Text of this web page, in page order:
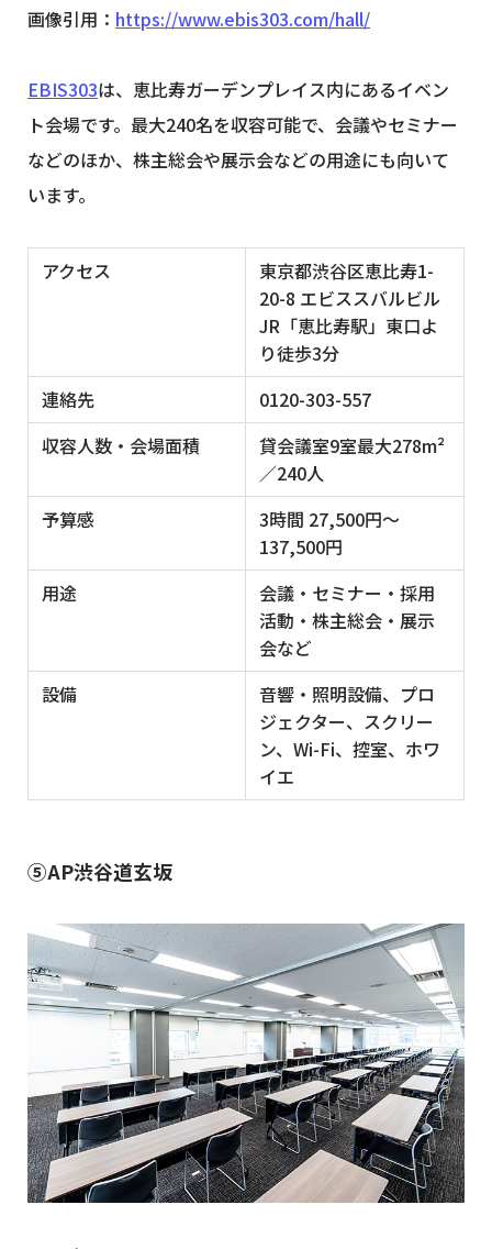
画像引用： https://www.ebis303.com/hall/
EBIS303は、恵比寿ガーデンプレイス内にあるイベン
ト会場です。最大240名を収容可能で、会議やセミナー
などのほか、株主総会や展示会などの用途にも向いて
います。
アクセス
東京都渋谷区恵比寿1-
20-8 エビススバルビル
JR「恵比寿駅」東口よ
り徒歩3分
連絡先
0120-303-557
収容人数・会場面積
貸会議室9室最大278m²
／240人
予算感
3時間 27,500円～
137,500円
用途
会議・セミナー・採用
活動・株主総会・展示
会など
設備
音響・照明設備、プロ
ジェクター、スクリー
ン、Wi-Fi、控室、ホワ
イエ
⑤AP渋谷道玄坂